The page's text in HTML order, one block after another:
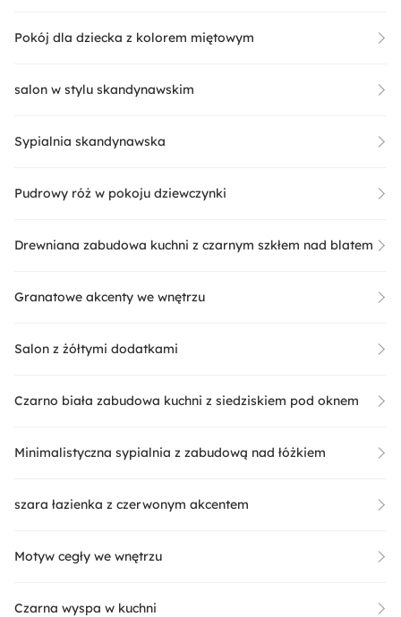
Pokój dla dziecka z kolorem miętowym
salon w stylu skandynawskim
Sypialnia skandynawska
Pudrowy róż w pokoju dziewczynki
Drewniana zabudowa kuchni z czarnym szkłem nad blatem
Granatowe akcenty we wnętrzu
Salon z żółtymi dodatkami
Czarno biała zabudowa kuchni z siedziskiem pod oknem
Minimalistyczna sypialnia z zabudową nad łóżkiem
szara łazienka z czerwonym akcentem
Motyw cegły we wnętrzu
Czarna wyspa w kuchni